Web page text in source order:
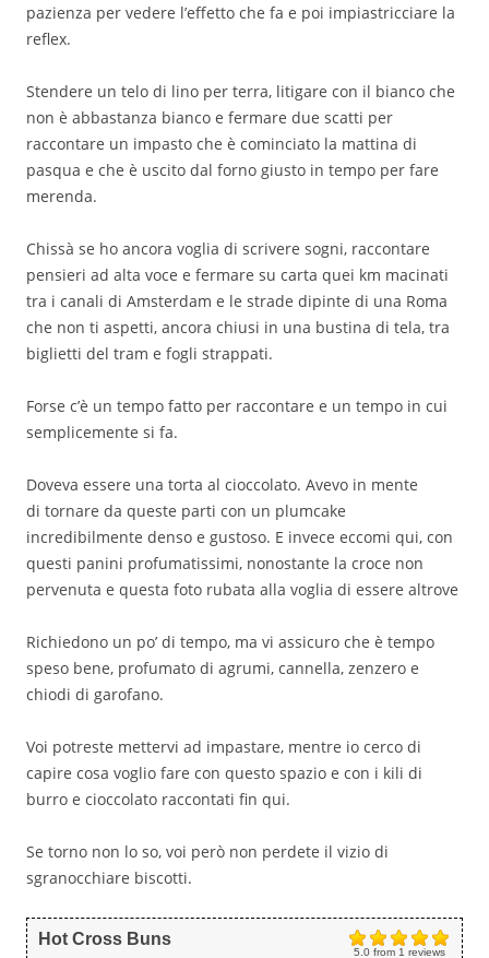
pazienza per vedere l’effetto che fa e poi impiastricciare la
reflex.
Stendere un telo di lino per terra, litigare con il bianco che
non è abbastanza bianco e fermare due scatti per
raccontare un impasto che è cominciato la mattina di
pasqua e che è uscito dal forno giusto in tempo per fare
merenda.
Chissà se ho ancora voglia di scrivere sogni, raccontare
pensieri ad alta voce e fermare su carta quei km macinati
tra i canali di Amsterdam e le strade dipinte di una Roma
che non ti aspetti, ancora chiusi in una bustina di tela, tra
biglietti del tram e fogli strappati.
Forse c’è un tempo fatto per raccontare e un tempo in cui
semplicemente si fa.
Doveva essere una torta al cioccolato. Avevo in mente
di tornare da queste parti con un plumcake
incredibilmente denso e gustoso. E invece eccomi qui, con
questi panini profumatissimi, nonostante la croce non
pervenuta e questa foto rubata alla voglia di essere altrove
Richiedono un po’ di tempo, ma vi assicuro che è tempo
speso bene, profumato di agrumi, cannella, zenzero e
chiodi di garofano.
Voi potreste mettervi ad impastare, mentre io cerco di
capire cosa voglio fare con questo spazio e con i kili di
burro e cioccolato raccontati fin qui.
Se torno non lo so, voi però non perdete il vizio di
sgranocchiare biscotti.
5.0from 1 reviews
Hot Cross Buns